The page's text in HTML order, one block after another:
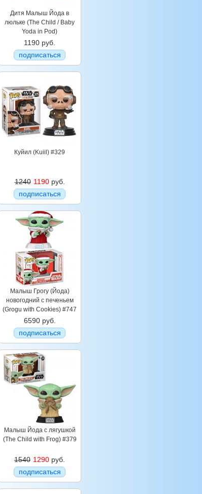
Дитя Малыш Йода в
люльке (The Child / Baby
Yoda in Pod)
1190 руб.
подписаться
Куйил (Kuiil) #329
1240 1190руб.
подписаться
Малыш Грогу (Йода)
новогодний с печеньем
(Grogu with Cookies) #747
6590 руб.
подписаться
Малыш Йода с лягушкой
(The Child with Frog) #379
1540 1290 руб.
подписаться